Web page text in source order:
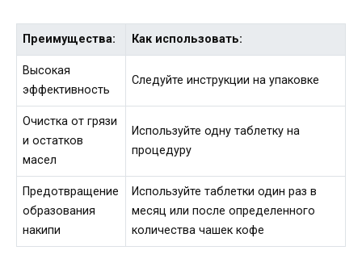
Преимущества: Как использовать:
Высокая
эффективность
Следуйте инструкции на упаковке
Очистка от грязи
и остатков
масел
Используйте одну таблетку на
процедуру
Предотвращение
образования
накипи
Используйте таблетки один раз в
месяц или после определенного
количества чашек кофе